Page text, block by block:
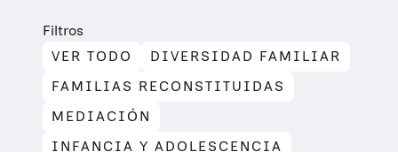
Filtros
VER TODO
DIVERSIDAD FAMILIAR
FAMILIAS RECONSTITUIDAS
MEDIACIÓN
INFANCIA Y ADOLESCENCIA